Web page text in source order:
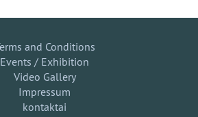
and Conditions
Events / Exhibition
Video Gallery
Impressum
kontaktai